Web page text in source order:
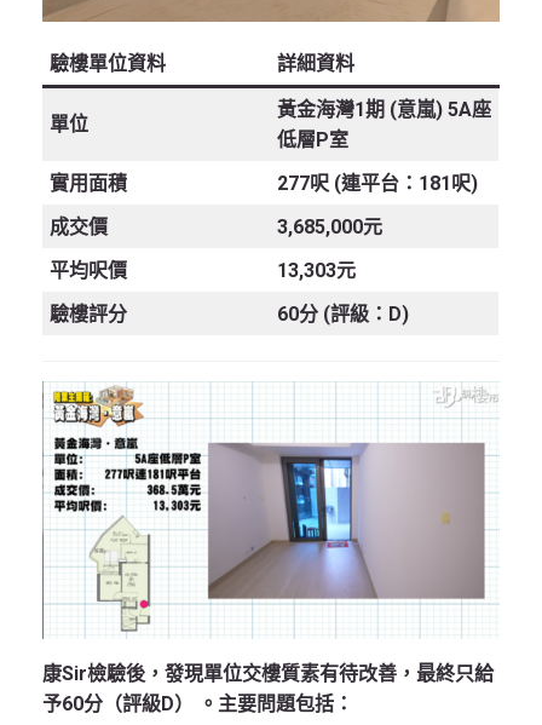
驗樓單位資料 詳細資料
單位
黃金海灣1期 (意嵐) 5A座
低層P室
實用面積
277呎 (連平台：181呎)
成交價
3,685,000元
平均呎價
13,303元
驗樓評分
60分 (評級：D)
康Sir檢驗後，發現單位交樓質素有待改善，最終只給
予60分（評級D） 。主要問題包括：